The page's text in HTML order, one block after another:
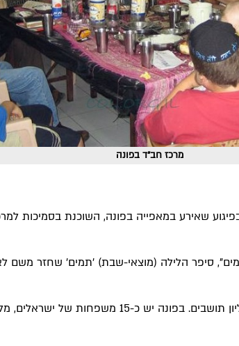
מרכז חב"ד בפונה
שאירע במאפייה בפונה, השוכנת בסמיכות
סיפר הלילה (מוצאי-שבת) 'תמים' שחזר משם
"יש במדינה לערך 7 מיליון תושבים. בפונה יש כ-15 משפחות של